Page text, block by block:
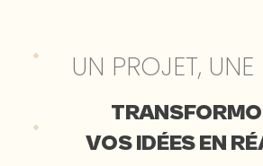
UN PROJET, UNE
VOS IDÉES EN